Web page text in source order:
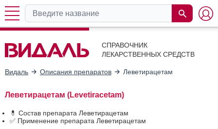
СПРАВОЧНИК
ЛЕКАРСТВЕННЫХ СРЕДСТВ
Видаль Описания препаратов Леветирацетам
Леветирацетам (Levetiracetam)
💊 Состав препарата Леветирацетам
✅ Применение препарата Леветирацетам